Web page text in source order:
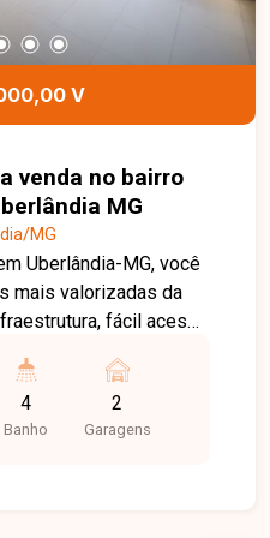
V
venda no bairro
MG
MG
Uberlândia-MG, você
mais valorizadas da
fácil acesso
avenidas,
de vida.
em terreno de
4
Banho
2
Garagens